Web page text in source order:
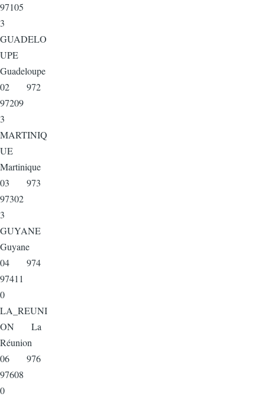
97105
3
GUADELO
UPE
Guadeloupe
02 972
97209
3
MARTINIQ
UE
Martinique
03 973
97302
3
GUYANE
Guyane
04 974
97411
0
LA_REUNI
ON La
Réunion
06 976
97608
0